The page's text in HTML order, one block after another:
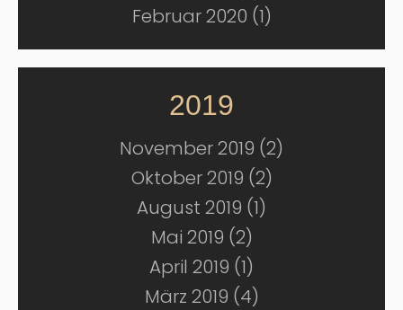
Februar 2020 (1)
2019
November 2019 (2)
Oktober 2019 (2)
August 2019 (1)
Mai 2019 (2)
April 2019 (1)
März 2019 (4)